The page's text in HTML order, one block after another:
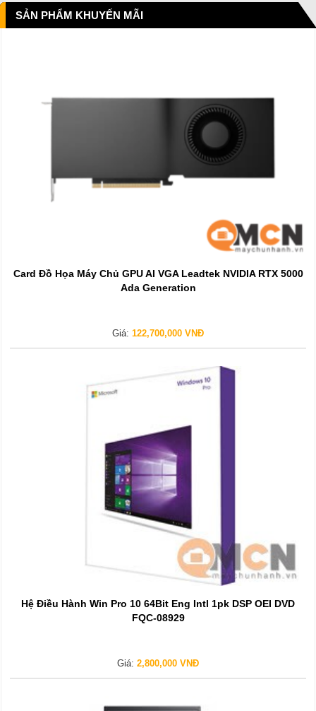
SẢN PHẨM KHUYẾN MÃI
Card Đồ Họa Máy Chủ GPU AI VGA Leadtek NVIDIA RTX 5000
Ada Generation
Giá: 122,700,000 VNĐ
Hệ Điều Hành Win Pro 10 64Bit Eng Intl 1pk DSP OEI DVD
FQC-08929
Giá: 2,800,000 VNĐ